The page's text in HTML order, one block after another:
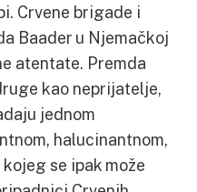
Crvene brigade i
Baader u Njemačkoj
atentate. Premda
kao neprijatelje,
jednom
halucinantnom,
se ipak može